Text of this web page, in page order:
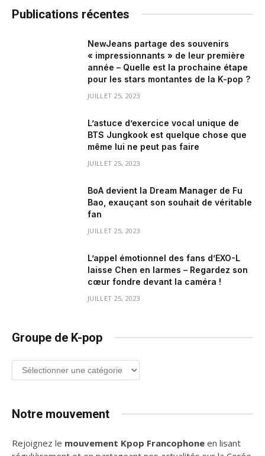
Publications récentes
NewJeans partage des souvenirs
« impressionnants » de leur première
année – Quelle est la prochaine étape
pour les stars montantes de la K-pop ?
JUILLET 25, 2023
L’astuce d’exercice vocal unique de
BTS Jungkook est quelque chose que
même lui ne peut pas faire
JUILLET 25, 2023
BoA devient la Dream Manager de Fu
Bao, exauçant son souhait de véritable
fan
JUILLET 25, 2023
L’appel émotionnel des fans d’EXO-L
laisse Chen en larmes – Regardez son
cœur fondre devant la caméra !
JUILLET 25, 2023
Groupe de K-pop
Groupe
de
Notre mouvement
Rejoignez le mouvement Kpop Francophone en lisant